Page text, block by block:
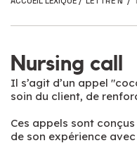
Nursing call
Il s’agit d’un appel
soin du client, de
Ces appels sont
de son expérience